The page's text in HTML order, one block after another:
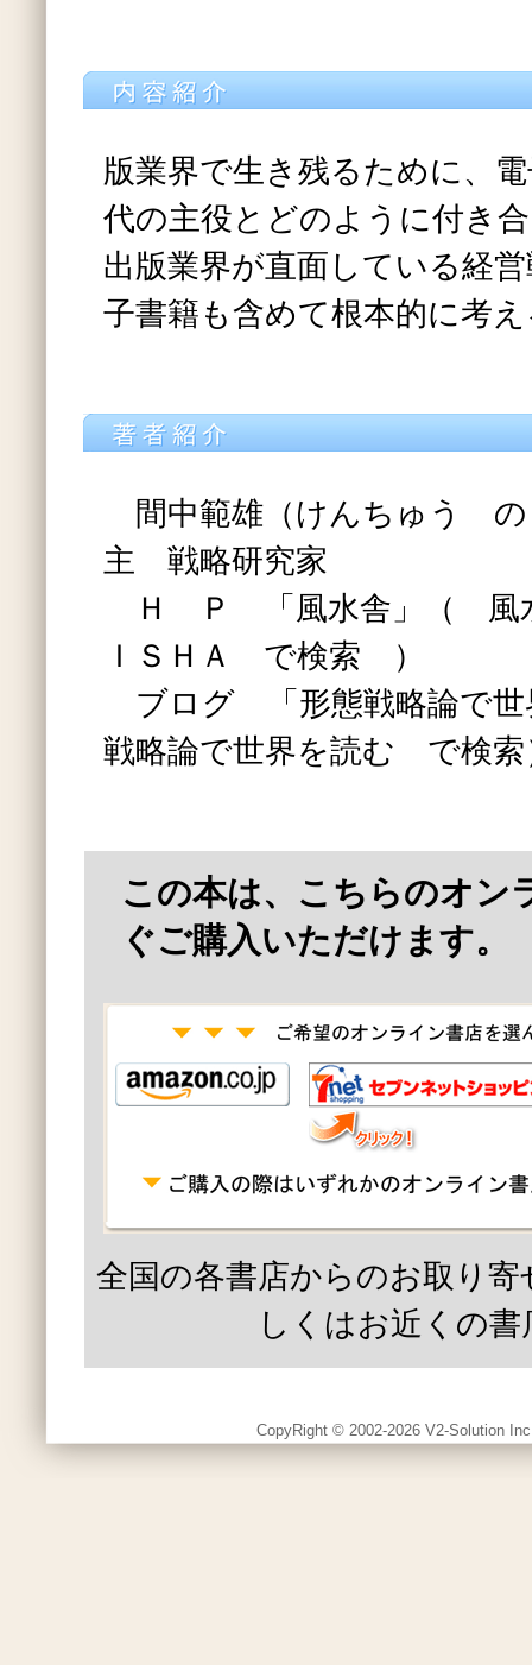
版業界で生き残るために、
代の主役とどのように付き
出版業界が直面している経
子書籍も含めて根本的に考
間中範雄（けんちゅう の
主 戦略研究家
Ｈ Ｐ 「風水舎」（ 風
ＩＳＨＡ で検索 ）
ブログ 「形態戦略論で世
戦略論で世界を読む で検索
この本は、こちらのオン
ぐご購入いただけます。
全国の各書店からのお取り
しくはお近くの書
CopyRight © 2002-2026 V2-Solution